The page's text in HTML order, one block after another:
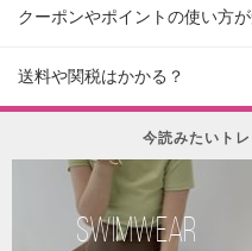
クーポンやポイントの使い方
送料や関税はかかる？
今読みたいト
SWIMWEAR